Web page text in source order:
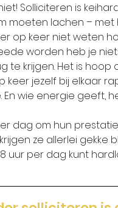
Solliciteren is
moeten lachen –
op keer niet weten
worden heb je
te krijgen. Het is
jezelf bij elkaar
wie energie geeft,
dag om hun
ze allerlei gekke
uur per dag kunt